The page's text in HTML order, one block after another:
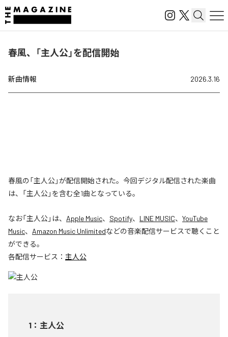
春風、「主人公」を配信開始
新曲情報 2026.3.16
春風の「主人公」が配信開始された。今回デジタル配信された楽曲
は、「主人公」を含む全1曲となっている。
なお「主人公」は、 Apple Music、 Spotify、 LINE MUSIC、 YouTube
Music、 Amazon Music Unlimitedなどの音楽配信サービスで聴くこと
ができる。
各配信サービス： 主人公
1 ： 主人公